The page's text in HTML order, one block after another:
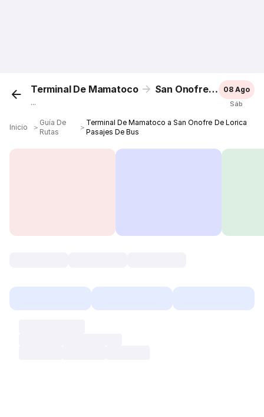
Terminal De Mamatoco San Onofre De Lorica
...
08 Ago
Sáb
Inicio ＞
Guía De
Rutas
＞
Terminal De Mamatoco a San Onofre De Lorica
Pasajes De Bus